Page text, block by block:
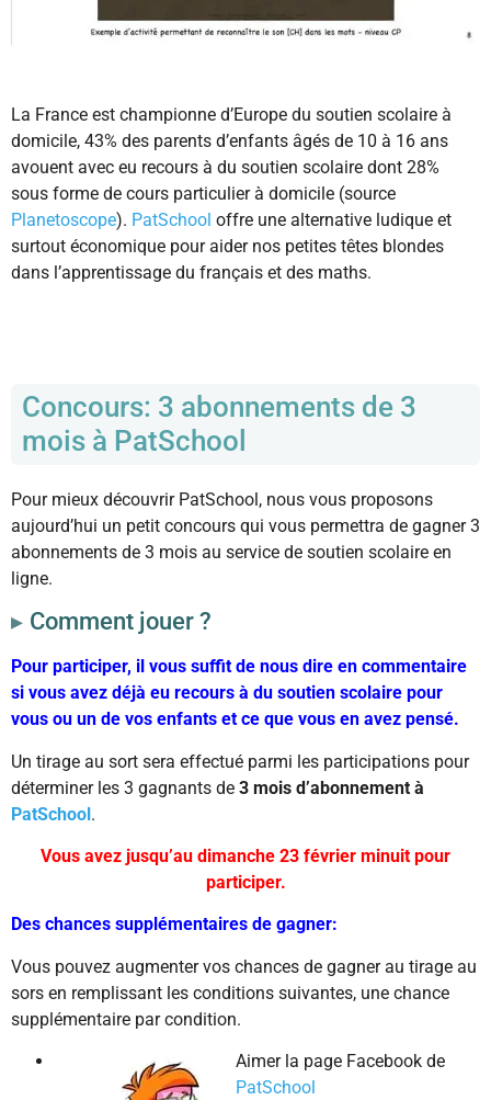
La France est championne d’Europe du soutien scolaire à
domicile, 43% des parents d’enfants âgés de 10 à 16 ans
avouent avec eu recours à du soutien scolaire dont 28%
sous forme de cours particulier à domicile (source
Planetoscope). PatSchool offre une alternative ludique et
surtout économique pour aider nos petites têtes blondes
dans l’apprentissage du français et des maths.
Concours: 3 abonnements de 3
mois à PatSchool
Pour mieux découvrir PatSchool, nous vous proposons
aujourd’hui un petit concours qui vous permettra de gagner 3
abonnements de 3 mois au service de soutien scolaire en
ligne.
Comment jouer ?
Pour participer, il vous suffit de nous dire en commentaire
si vous avez déjà eu recours à du soutien scolaire pour
vous ou un de vos enfants et ce que vous en avez pensé.
Un tirage au sort sera effectué parmi les participations pour
déterminer les 3 gagnants de 3 mois d’abonnement à
PatSchool.
Vous avez jusqu’au dimanche 23 février minuit pour
participer.
Des chances supplémentaires de gagner:
Vous pouvez augmenter vos chances de gagner au tirage au
sors en remplissant les conditions suivantes, une chance
supplémentaire par condition.
Aimer la page Facebook de
PatSchool